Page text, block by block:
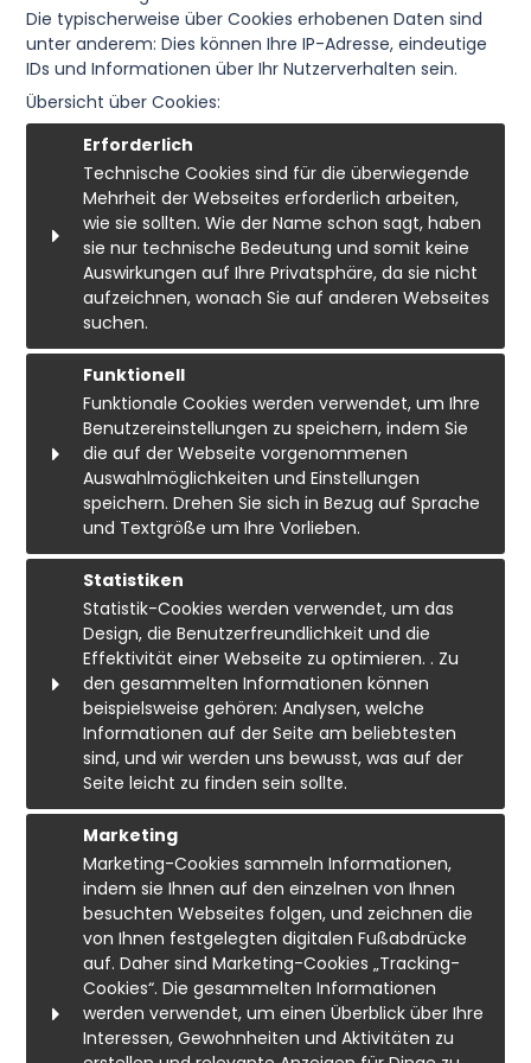
Die typischerweise über Cookies erhobenen Daten sind
unter anderem: Dies können Ihre IP-Adresse, eindeutige
IDs und Informationen über Ihr Nutzerverhalten sein.
Übersicht über Cookies:
Erforderlich
Technische Cookies sind für die überwiegende
Mehrheit der Webseites erforderlich arbeiten,
wie sie sollten. Wie der Name schon sagt, haben
sie nur technische Bedeutung und somit keine
Auswirkungen auf Ihre Privatsphäre, da sie nicht
aufzeichnen, wonach Sie auf anderen Webseites
suchen.
Cookie:
PHPSESSID
Ursprung:
System
Beschreibung:
This cookie is used by the server to keep
track of your session.
Session
cookie_consent
Ursprung:
System
Beschreibung:
This cookie is used to enforce your
preferences in relation to cookies.
_GRECAPTCHA
Ursprung:
Google
Beschreibung:
Used by Google for the purpose of
providing its risk analysis.
6 months
CONSENT
Ursprung:
Google
Beschreibung:
Google Ads Optimization stores cookie
consent preferences.
20 years
Funktionell
Funktionale Cookies werden verwendet, um Ihre
Benutzereinstellungen zu speichern, indem Sie
die auf der Webseite vorgenommenen
Auswahlmöglichkeiten und Einstellungen
speichern. Drehen Sie sich in Bezug auf Sprache
und Textgröße um Ihre Vorlieben.
Cookie:
kdid (Klarna)
Ursprung:
Klarna
Beschreibung:
Used to identify previously used device.
From Klarna.
2 years
__Secure-3PSIDCC
Ursprung:
Google
Beschreibung:
Used for targeting purposes to build a
profile of the visitor's interests in order to
show relevant and personalised Google
advertising.
__Secure-1PAPISID
Ursprung:
Google
2 years
Statistiken
Statistik-Cookies werden verwendet, um das
Design, die Benutzerfreundlichkeit und die
Effektivität einer Webseite zu optimieren. . Zu
den gesammelten Informationen können
beispielsweise gehören: Analysen, welche
Informationen auf der Seite am beliebtesten
sind, und wir werden uns bewusst, was auf der
Seite leicht zu finden sein sollte.
Cookie:
_ga
Ursprung:
Google
Beschreibung:
Stores an auto-generated id which is
used by Google analytics. From Google.
2 years
_gid
24 hours
Marketing
Marketing-Cookies sammeln Informationen,
indem sie Ihnen auf den einzelnen von Ihnen
besuchten Webseites folgen, und zeichnen die
von Ihnen festgelegten digitalen Fußabdrücke
auf. Daher sind Marketing-Cookies „Tracking-
Cookies“. Die gesammelten Informationen
werden verwendet, um einen Überblick über Ihre
Interessen, Gewohnheiten und Aktivitäten zu